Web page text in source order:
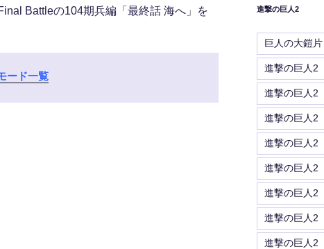
Battleの104期兵編「最終話 海へ」を
ード一覧
進撃の巨人2
巨人の大鎧片
進撃の巨人2
進撃の巨人
進撃の巨人2
進撃の巨人2
進撃の巨人2
進撃の巨人2
進撃の巨人
進撃の巨人2